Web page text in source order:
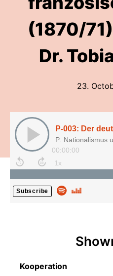
(1870/
Dr.
23.
P: Nationalismus
00:00:00
Subscribe
Kooperation